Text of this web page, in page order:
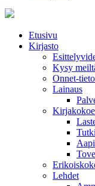
Etusivu
Kirjasto
Kysy
Onnet-
Lainaus
Lehdet